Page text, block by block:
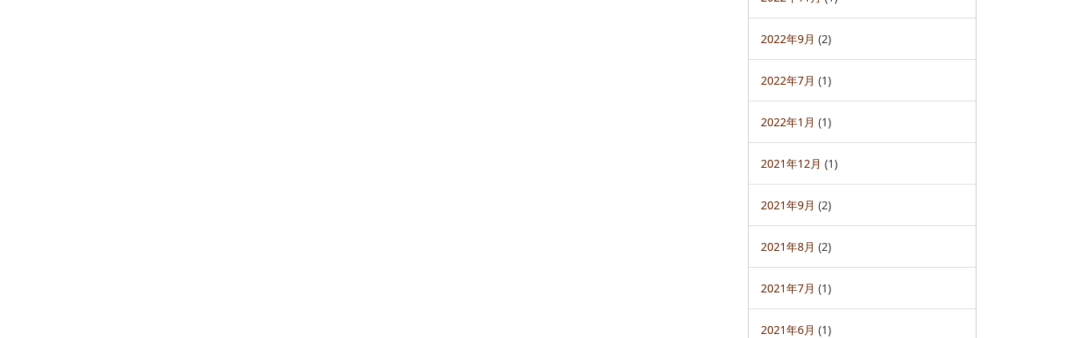
2022年9月 (2)
2022年7月 (1)
2022年1月 (1)
2021年12月 (1)
2021年9月 (2)
2021年8月 (2)
2021年7月 (1)
2021年6月 (1)